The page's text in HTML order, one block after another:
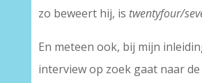
zo beweert hij, is twentyfour/
En meteen ook, bij mijn
interview op zoek gaat naar